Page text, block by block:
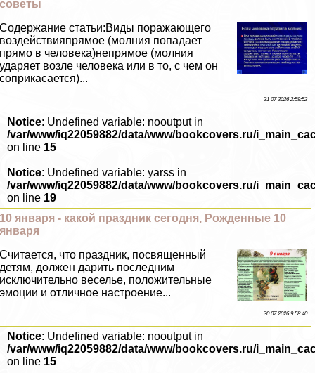
советы
Содержание статьи:Виды поражающего
воздействияпрямое (молния попадает
прямо в человека)непрямое (молния
ударяет возле человека или в то, с чем он
соприкасается)...
31 07 2026 2:59:52
Notice: Undefined variable: nooutput in
/var/www/iq22059882/data/www/bookcovers.ru/
on line 15
Notice: Undefined variable: yarss in
/var/www/iq22059882/data/www/bookcovers.ru/
on line 19
10 января - какой праздник сегодня, Рожденные 10
января
Считается, что праздник, посвященный
детям, должен дарить последним
исключительно веселье, положительные
эмоции и отличное настроение...
30 07 2026 9:58:40
Notice: Undefined variable: nooutput in
/var/www/iq22059882/data/www/bookcovers.ru/
on line 15